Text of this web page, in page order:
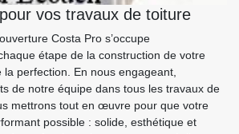
vos travaux de toiture
Costa Pro s’occupe
étape de la construction de votre
perfection. En nous engageant,
de notre équipe dans tous les travaux de
mettrons tout en œuvre pour que votre
possible : solide, esthétique et